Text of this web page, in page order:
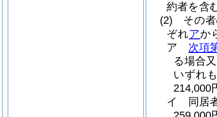
約者を含
(2)
その
ぞれアか
ア
次項
る場合
いずれ
214,000
イ
同居